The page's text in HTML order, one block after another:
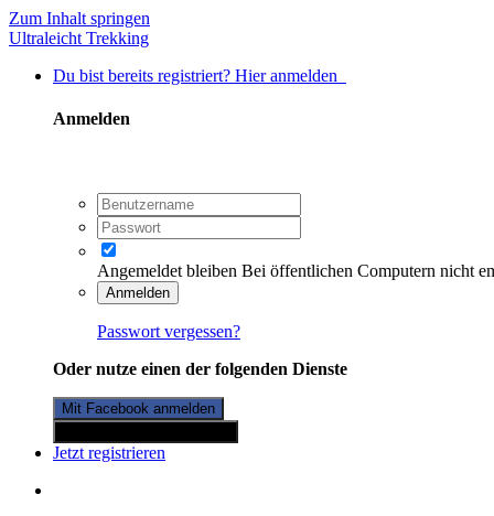
Zum Inhalt springen
Ultraleicht Trekking
Du bist bereits registriert? Hier anmelden
Anmelden
Angemeldet bleiben Bei öffentlichen Computern nicht
Anmelden
Passwort vergessen?
Oder nutze einen der folgenden Dienste
Mit Facebook anmelden
Jetzt registrieren